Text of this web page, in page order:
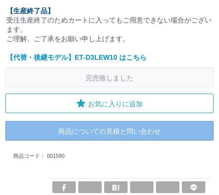
【生産終了品】
受注生産終了のためカートに入ってもご用意できない場合がござい
ます。
ご理解、ご了承をお願い申し上げます。
【代替・後継モデル】ET-D3LEW10 はこちら
完売致しました
お気に入りに追加
商品についての見積と問い合わせ
商品コード： 001590